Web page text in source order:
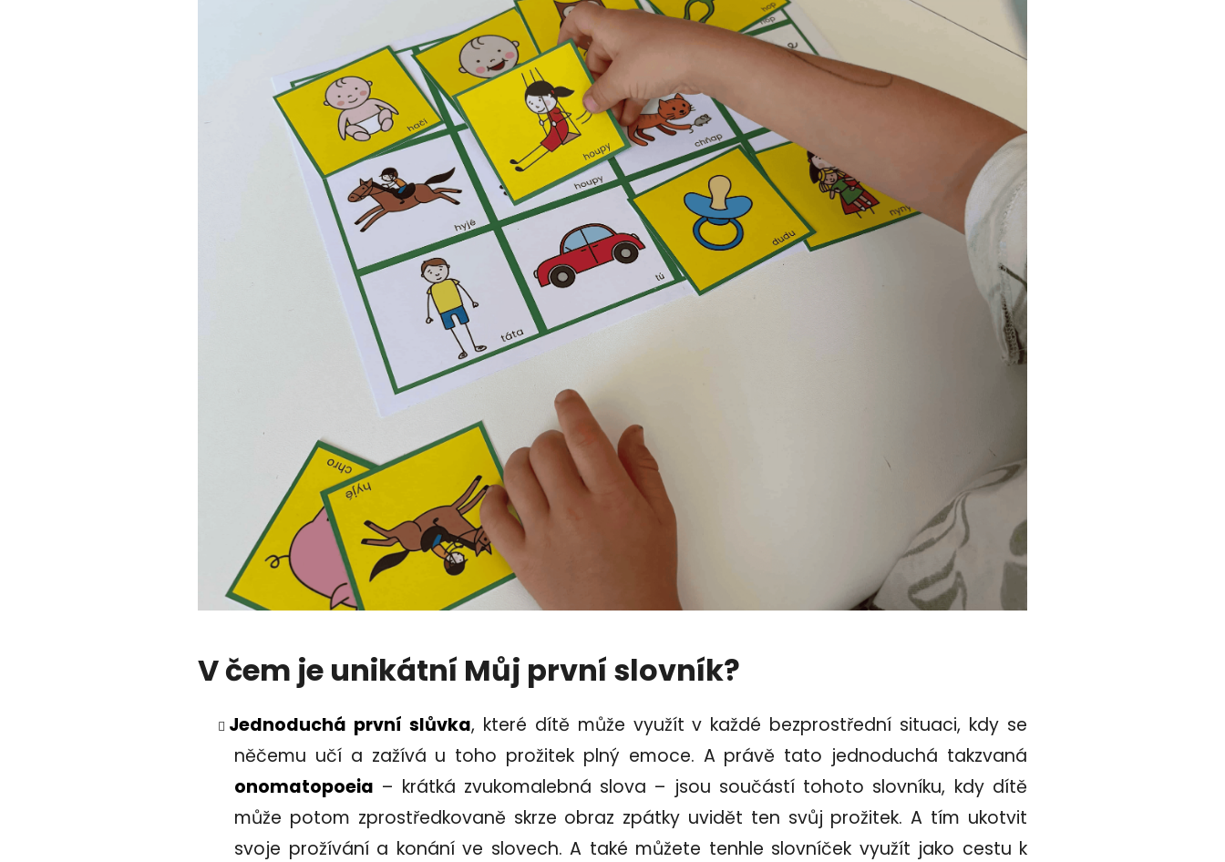
V čem je unikátní Můj první slovník?
Jednoduchá první slůvka, které dítě může využít v každé bezprostřední situaci, kdy se
něčemu učí a zažívá u toho prožitek plný emoce. A právě tato jednoduchá takzvaná
onomatopoeia – krátká zvukomalebná slova – jsou součástí tohoto slovníku, kdy dítě
může potom zprostředkovaně skrze obraz zpátky uvidět ten svůj prožitek. A tím ukotvit
svoje prožívání a konání ve slovech. A také můžete tenhle slovníček využít jako cestu k